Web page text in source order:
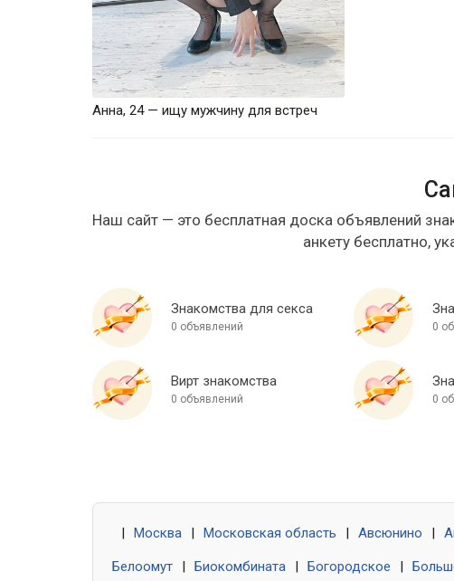
Анна, 24 — ищу мужчину для встреч
Наш сайт — это бесплатная доска объявлений
анкету бесплатно,
Знакомства для секса
0 объявлений 0
Вирт знакомства
0 объявлений 0
Москва Московская область Авсюнино
Белоомут Биокомбината Богородское